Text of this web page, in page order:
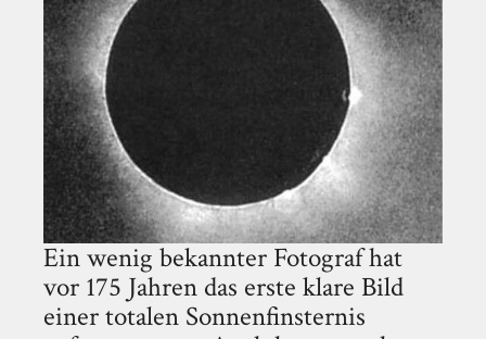
Ein wenig bekannter Fotograf hat
vor 175 Jahren das erste klare Bild
einer totalen Sonnenfinsternis